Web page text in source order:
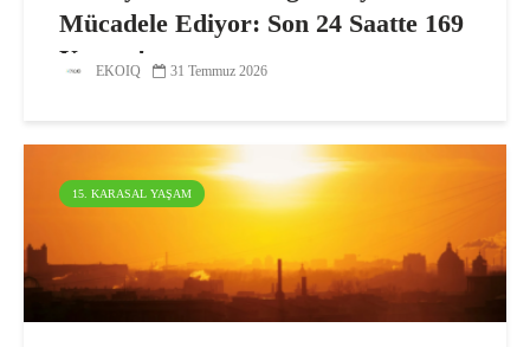
Mücadele Ediyor: Son 24 Saatte 169
Yangın!
EKOIQ 31 Temmuz 2026
15. KARASAL YAŞAM